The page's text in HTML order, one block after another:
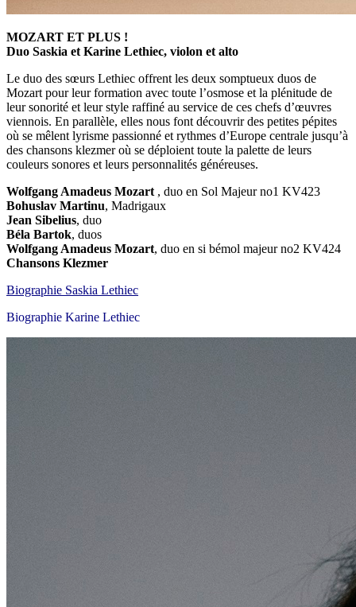
MOZART ET PLUS !
Duo Saskia et Karine Lethiec, violon et alto
Le duo des sœurs Lethiec offrent les deux somptueux duos de
Mozart pour leur formation avec toute l’osmose et la plénitude de
leur sonorité et leur style raffiné au service de ces chefs d’œuvres
viennois. En parallèle, elles nous font découvrir des petites pépites
où se mêlent lyrisme passionné et rythmes d’Europe centrale jusqu’à
des chansons klezmer où se déploient toute la palette de leurs
couleurs sonores et leurs personnalités généreuses.
Wolfgang Amadeus Mozart , duo en Sol Majeur no1 KV423
Bohuslav Martinu, Madrigaux
Jean Sibelius, duo
Béla Bartok, duos
Wolfgang Amadeus Mozart, duo en si bémol majeur no2 KV424
Chansons Klezmer
Biographie Saskia Lethiec
Biographie Karine Lethiec